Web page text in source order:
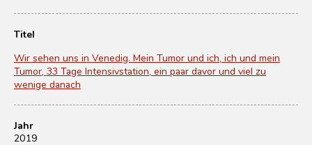
Titel
Wir sehen uns in Venedig. Mein Tumor und ich, ich und mein
Tumor, 33 Tage Intensivstation, ein paar davor und viel zu
wenige danach
Jahr
2019